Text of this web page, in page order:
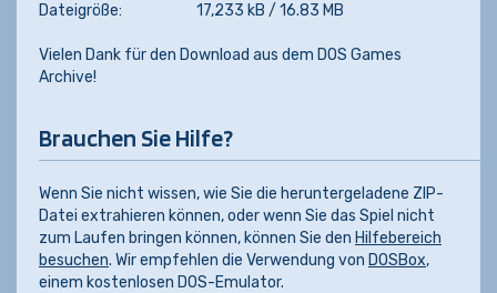
Dateigröße:
17,233 kB / 16.83 MB
Vielen Dank für den Download aus dem DOS Games
Archive!
Brauchen Sie Hilfe?
Wenn Sie nicht wissen, wie Sie die heruntergeladene ZIP-
Datei extrahieren können, oder wenn Sie das Spiel nicht
zum Laufen bringen können, können Sie den Hilfebereich
besuchen. Wir empfehlen die Verwendung von DOSBox,
einem kostenlosen DOS-Emulator.